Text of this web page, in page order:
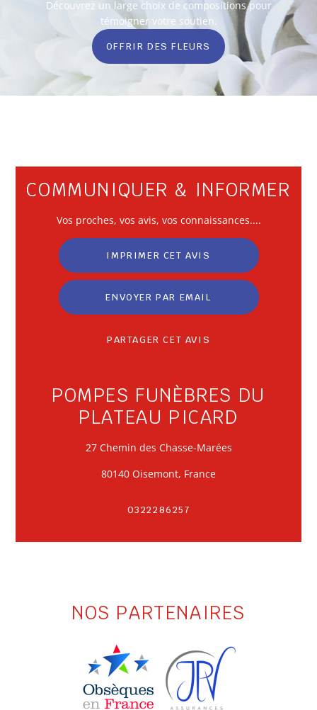
Découvrez un large choix de compositions pour
témoigner votre soutien.
OFFRIR DES FLEURS
COMMUNIQUER & INFORMER
Vos proches, vos avis, vos connaissances....
IMPRIMER CET AVIS
ENVOYER PAR EMAIL
PARTAGER CET AVIS
POMPES FUNÈBRES DU
PLATEAU PICARD
27 Chemin des Chasse-Marées
80140 Oisemont, France
0322286257
NOS PARTENAIRES